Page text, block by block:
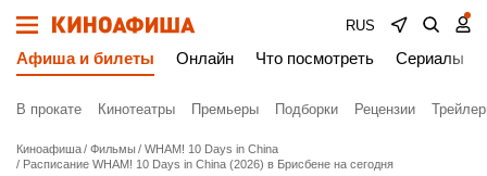
RUS
Афиша и билеты Онлайн Что посмотреть Сериалы
В прокате Кинотеатры Премьеры Подборки Рецензии
Киноафиша Фильмы
WHAM! 10 Days in China
Расписание WHAM! 10 Days in China (2026) в Брисбене на сегодня